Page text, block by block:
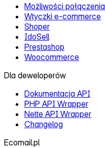
Możliwości połączenia
Wtyczki e‑commerce
Shoper
IdoSell
Prestashop
Woocommerce
Dla deweloperów
Dokumentacja API
PHP API Wrapper
Nette API Wrapper
Changelog
Ecomail.pl